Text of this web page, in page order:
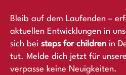
Bleib auf dem Laufenden –
aktuellen Entwicklungen in
sich bei steps for children in
tut. Melde dich jetzt für
verpasse keine Neuigkeiten.